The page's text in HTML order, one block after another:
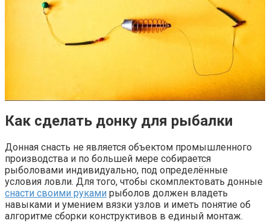
Как сделать донку для рыбалки
Донная снасть не является объектом промышленного
производства и по большей мере собирается
рыболовами индивидуально, под определённые
условия ловли. Для того, чтобы скомплектовать донные
снасти своими руками рыболов должен владеть
навыками и умением вязки узлов и иметь понятие об
алгоритме сборки конструктивов в единый монтаж.